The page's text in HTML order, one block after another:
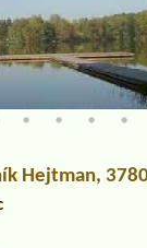
Hejtman,